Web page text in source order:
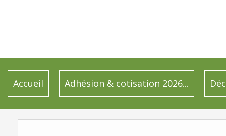
Accueil Adhésion & cotisation 2026...